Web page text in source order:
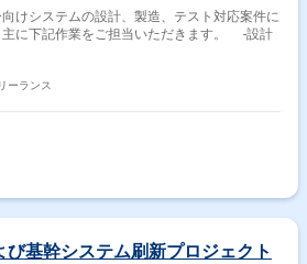
けシステムの設計、製造、テスト対応案件に
主に下記作業をご担当いただきます。 -設計
ーランス
び基幹システム刷新プロジェクト